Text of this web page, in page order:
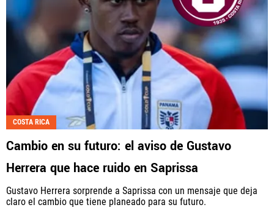
COSTA RICA
Cambio en su futuro: el aviso de Gustavo
Herrera que hace ruido en Saprissa
Gustavo Herrera sorprende a Saprissa con un mensaje que deja
claro el cambio que tiene planeado para su futuro.